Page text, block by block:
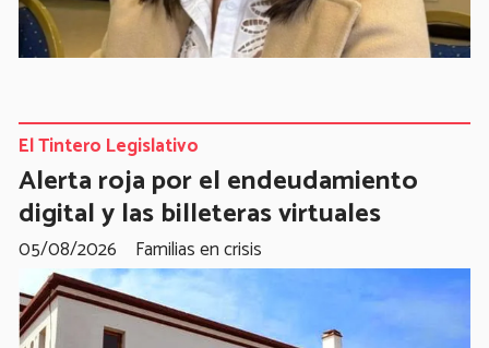
Alerta roja por el endeudamiento
digital y las billeteras virtuales
Familias en crisis
El Tintero Legislativo
05/08/2026